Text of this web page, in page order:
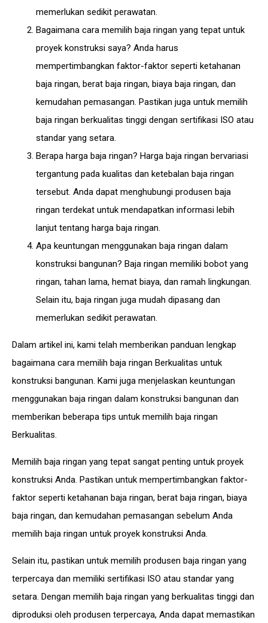
memerlukan sedikit perawatan.
Bagaimana cara memilih baja ringan yang tepat untuk
proyek konstruksi saya? Anda harus
mempertimbangkan faktor-faktor seperti ketahanan
baja ringan, berat baja ringan, biaya baja ringan, dan
kemudahan pemasangan. Pastikan juga untuk memilih
baja ringan berkualitas tinggi dengan sertifikasi ISO atau
standar yang setara.
Berapa harga baja ringan? Harga baja ringan bervariasi
tergantung pada kualitas dan ketebalan baja ringan
tersebut. Anda dapat menghubungi produsen baja
ringan terdekat untuk mendapatkan informasi lebih
lanjut tentang harga baja ringan.
Apa keuntungan menggunakan baja ringan dalam
konstruksi bangunan? Baja ringan memiliki bobot yang
ringan, tahan lama, hemat biaya, dan ramah lingkungan.
Selain itu, baja ringan juga mudah dipasang dan
memerlukan sedikit perawatan.
Dalam artikel ini, kami telah memberikan panduan lengkap
bagaimana cara memilih baja ringan Berkualitas untuk
konstruksi bangunan. Kami juga menjelaskan keuntungan
menggunakan baja ringan dalam konstruksi bangunan dan
memberikan beberapa tips untuk memilih baja ringan
Berkualitas.
Memilih baja ringan yang tepat sangat penting untuk proyek
konstruksi Anda. Pastikan untuk mempertimbangkan faktor-
faktor seperti ketahanan baja ringan, berat baja ringan, biaya
baja ringan, dan kemudahan pemasangan sebelum Anda
memilih baja ringan untuk proyek konstruksi Anda.
Selain itu, pastikan untuk memilih produsen baja ringan yang
terpercaya dan memiliki sertifikasi ISO atau standar yang
setara. Dengan memilih baja ringan yang berkualitas tinggi dan
diproduksi oleh produsen terpercaya, Anda dapat memastikan